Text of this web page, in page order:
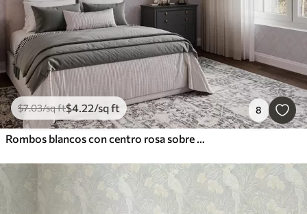
$7.03/sq ft$4.22/sq ft 8
Rombos blancos con centro rosa sobre fondo azul